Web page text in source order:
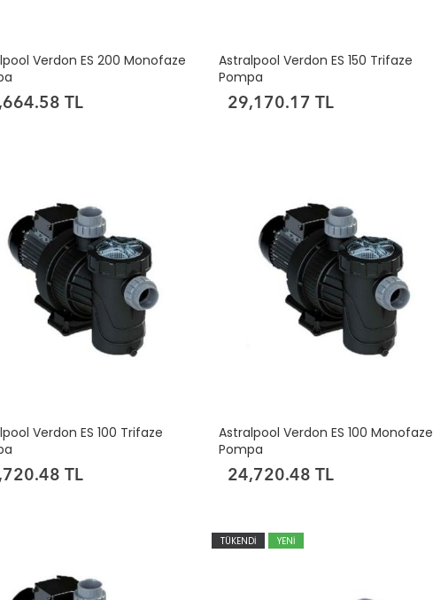
Verdon ES 200 Monofaze
TL
Astralpool Verdon ES 150 Trifaze
Pompa
29,170.17 TL
Verdon ES 100 Trifaze
TL
Astralpool Verdon ES 100 Monofaze
Pompa
24,720.48 TL
TÜKENDİ YENİ